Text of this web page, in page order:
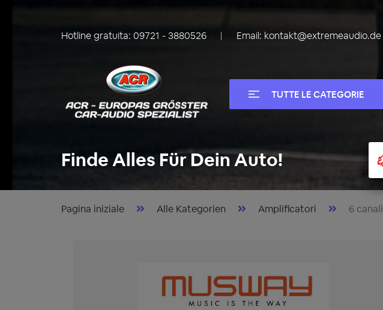
Hotline gratuita: 09721 - 3880526 Email: kontakt@extremeaudio.de
TUTTE LE CATEGORIE
Finde Alles Für Dein Auto!
Pagina iniziale Alle Kategorien Amplificatori 6 canali